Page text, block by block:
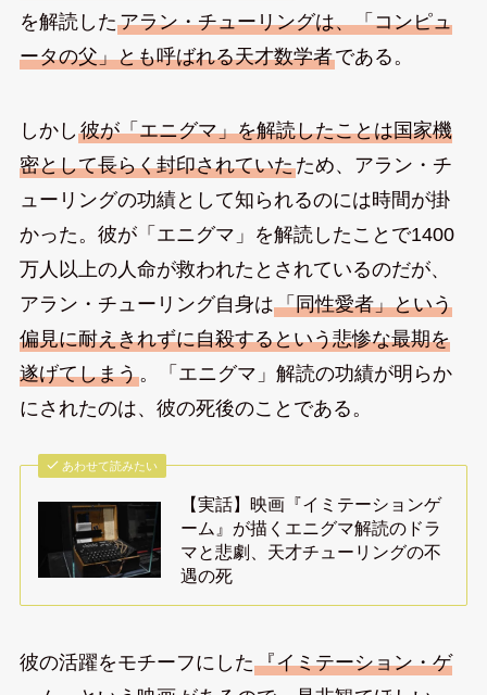
を解読したアラン・チューリングは、「コンピュ
ータの父」とも呼ばれる天才数学者である。
しかし 彼が「エニグマ」を解読したことは国家機
密として長らく封印されていたため、アラン・チ
ューリングの功績として知られるのには時間が掛
かった。彼が「エニグマ」を解読したことで1400
万人以上の人命が救われたとされているのだが、
アラン・チューリング自身は「同性愛者」という
偏見に耐えきれずに自殺するという悲惨な最期を
遂げてしまう。「エニグマ」解読の功績が明らか
にされたのは、彼の死後のことである。
あわせて読みたい
【実話】映画『イミテーションゲ
ーム』が描くエニグマ解読のドラ
マと悲劇、天才チューリングの不
遇の死
彼の活躍をモチーフにした『イミテーション・ゲ